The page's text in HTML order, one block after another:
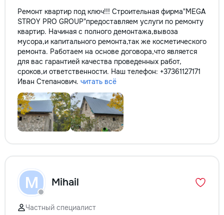
Ремонт квартир под ключ!!! Строительная фирма"MEGA
STROY PRO GROUP"предоставляем услуги по ремонту
квартир. Начиная с полного демонтажа,вывоза
мусора,и капитального ремонта,так же косметического
ремонта. Работаем на основе договора,что является
для вас гарантией качества проведенных работ,
сроков,и ответственности. Наш телефон: +37361127171
Иван Степанович. читать всё
M Mihail
Частный специалист